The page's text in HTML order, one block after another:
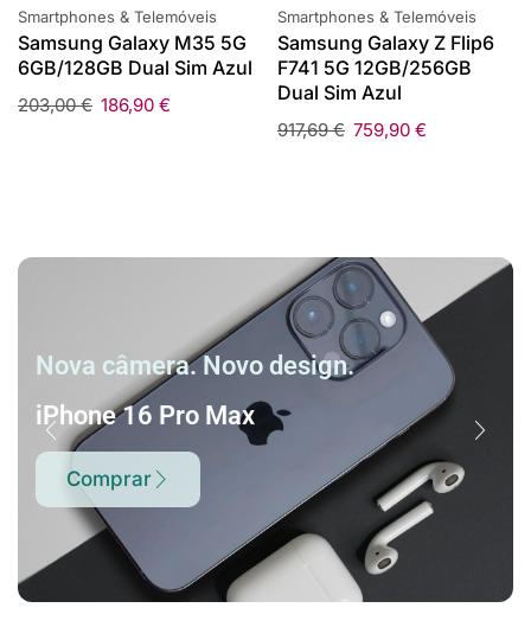
Smartphones & Telemóveis
Samsung Galaxy M35 5G
6GB/128GB Dual Sim Azul
203,00€ 186,90 €
Smartphones & Telemóveis
Samsung Galaxy Z Flip6
F741 5G 12GB/256GB
Dual Sim Azul
917,69€ 759,90 €
Nova câmera. Novo design.
iPhone 16 Pro Max
Comprar